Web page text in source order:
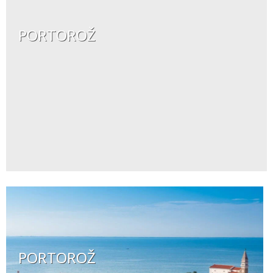
PORTOROŽ
PORTOROŽ